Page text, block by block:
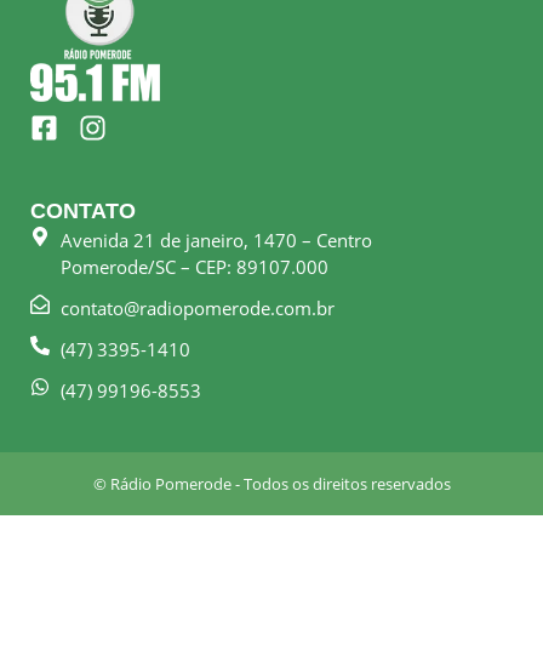
F
a
e
b
o
k
s
q
a
I
n
t
a
g
r
a
m
CONTATO
Avenida 21 de janeiro, 1470 – Centro
Pomerode/SC – CEP: 89107.000
contato@radiopomerode.com.br
(47) 3395-1410
(47) 99196-8553
© Rádio Pomerode - Todos os direitos reservados